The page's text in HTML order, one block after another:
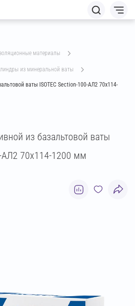
материалы
из минеральной ваты
ваты ISOTEC Section-100-АЛ2 70х114-
из базальтовой ваты
АЛ2 70х114-1200 мм